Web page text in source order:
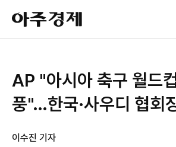
아
주
경
AP "아시아 축구 월드
풍"…한국·사우디 협회
이수진 기자